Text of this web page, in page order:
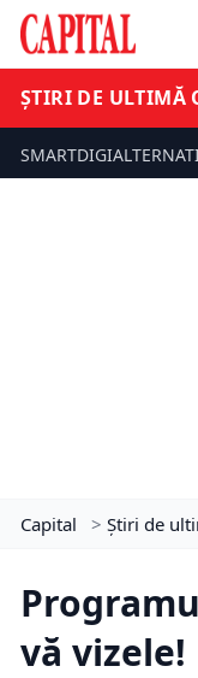
ȘTIRI DE ULTIMĂ
SMARTDIGI
Capital > Știri de
vă vizele!